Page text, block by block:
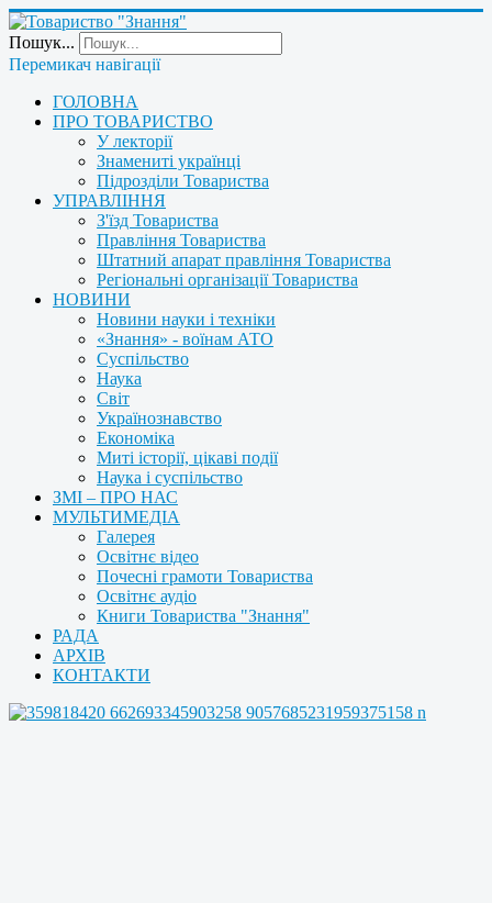
Пошук...
Перемикач навігації
ГОЛОВНА
ПРО ТОВАРИСТВО
У лекторії
Знамениті українці
Підрозділи Товариства
УПРАВЛІННЯ
З'їзд Товариства
Правління Товариства
Штатний апарат правління Товариства
Регіональні організації Товариства
НОВИНИ
Новини науки і техніки
«Знання» - воїнам АТО
Суспільство
Наука
Світ
Українознавство
Економіка
Миті історії, цікаві події
Наука і суспільство
ЗМІ – ПРО НАС
МУЛЬТИМЕДІА
Галерея
Освітнє відео
Почесні грамоти Товариства
Освітнє аудіо
Книги Товариства "Знання"
РАДА
АРХІВ
КОНТАКТИ